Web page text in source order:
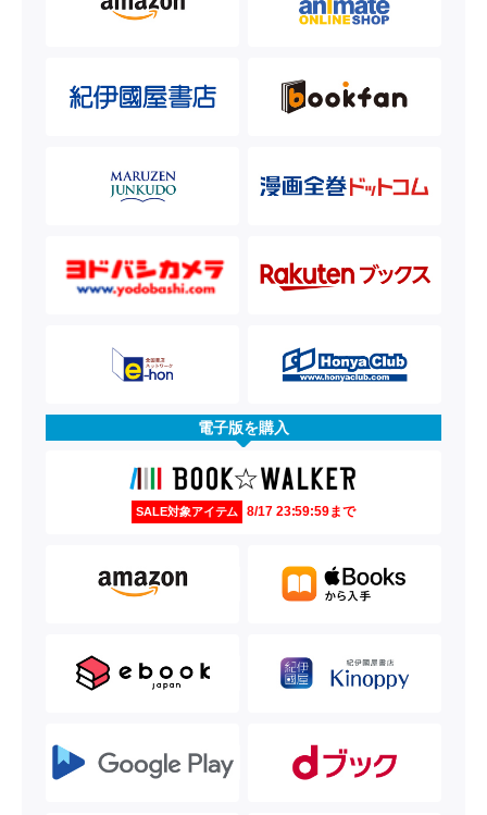
電子版を購入
SALE対象アイテム 8/17 23:59:59まで